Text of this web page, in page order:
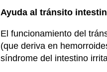
Ayuda al tránsito
El funcionamiento del
(que deriva en
síndrome del intestino